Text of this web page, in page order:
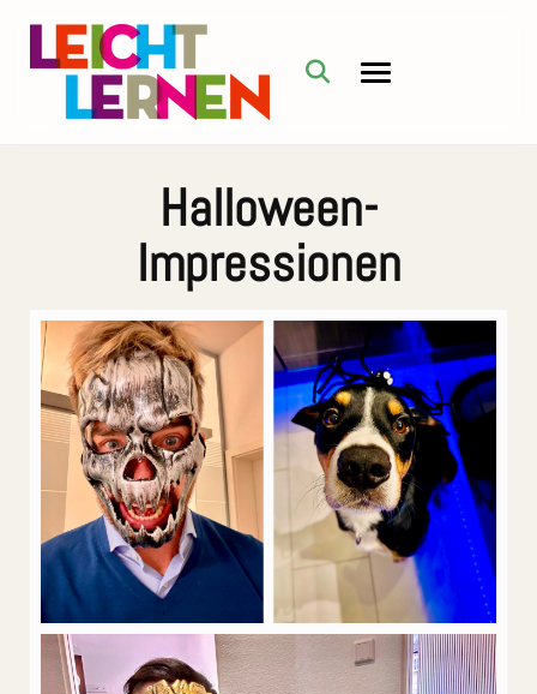
Halloween-
Impressionen